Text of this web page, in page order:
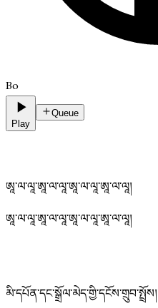
Bo
Play
Queue
ཨཱ་ལ་ལཱ་ཨཱ་ལ་ལཱ་ཨཱ་ལ་ལཱ་ཨཱ་ལ་ལཱ།
ཨཱ་ལ་ལཱ་ཨཱ་ལ་ལཱ་ཨཱ་ལ་ལཱ་ཨཱ་ལ་ལཱ།
མི་དཔོན་དང་སྒྲོལ་མེད་གྱི་དངོས་གྲུབ་སྤྲོས།